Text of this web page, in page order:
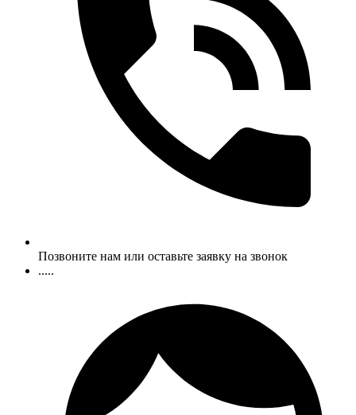
Позвоните нам или оставьте заявку на звонок
.....